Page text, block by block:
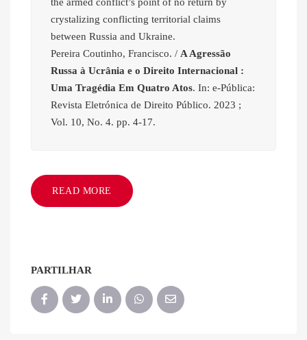
crystalizing conflicting territorial claims
between Russia and Ukraine.
Pereira Coutinho, Francisco. / A Agressão
Russa à Ucrânia e o Direito Internacional :
Uma Tragédia Em Quatro Atos. In: e-Pública:
Revista Eletrónica de Direito Público. 2023 ;
Vol. 10, No. 4. pp. 4-17.
READ MORE
PARTILHAR